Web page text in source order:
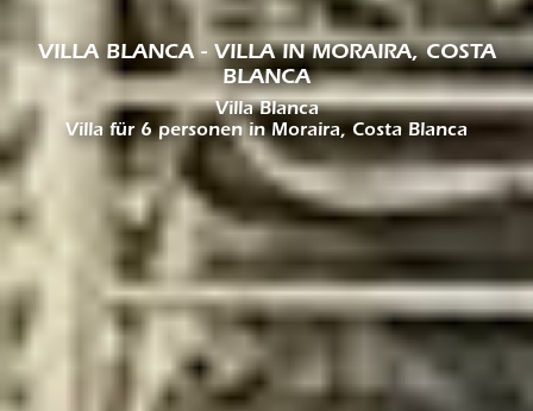
VILLA BLANCA - VILLA IN MORAIRA, COSTA
BLANCA
Villa Blanca
Villa für 6 personen in Moraira, Costa Blanca